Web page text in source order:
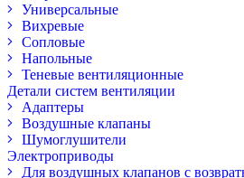
Универсальные
Вихревые
Сопловые
Напольные
Теневые вентиляционные
Детали систем вентиляции
Адаптеры
Воздушные клапаны
Шумоглушители
Электроприводы
Для воздушных клапанов с